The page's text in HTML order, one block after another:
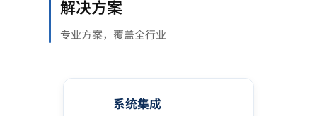
解决方案
专业方案，覆盖全行业
系统集成